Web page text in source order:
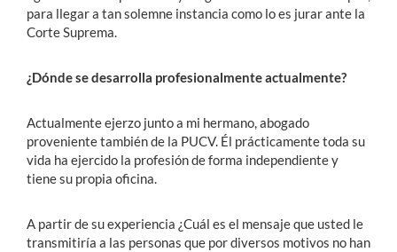
para llegar a tan solemne instancia como lo es jurar ante la
Corte Suprema.
¿Dónde se desarrolla profesionalmente actualmente?
Actualmente ejerzo junto a mi hermano, abogado
proveniente también de la PUCV. Él prácticamente toda su
vida ha ejercido la profesión de forma independiente y
tiene su propia oficina.
A partir de su experiencia ¿Cuál es el mensaje que usted le
transmitiría a las personas que por diversos motivos no han